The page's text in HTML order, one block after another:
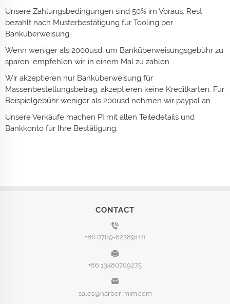
Unsere Zahlungsbedingungen sind 50% im Voraus, Rest
bezahlt nach Musterbestätigung für Tooling per
Banküberweisung.
Wenn weniger als 2000usd, um Banküberweisungsgebühr zu
sparen, empfehlen wir, in einem Mal zu zahlen.
Wir akzeptieren nur Banküberweisung für
Massenbestellungsbetrag, akzeptieren keine Kreditkarten. Für
Beispielgebühr weniger als 200usd nehmen wir paypal an.
Unsere Verkäufe machen PI mit allen Teiledetails und
Bankkonto für Ihre Bestätigung.
CONTACT
+86 0769-82389116
+86 13480709275
sales@harber-mim.com